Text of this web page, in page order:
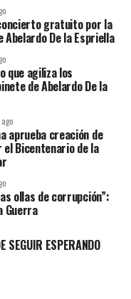
gratuito por la
De la Espriella
que agiliza los
de Abelardo De la
aprueba creación de
Bicentenario de la
ollas de corrupción”:
Guerra
SEGUIR ESPERANDO